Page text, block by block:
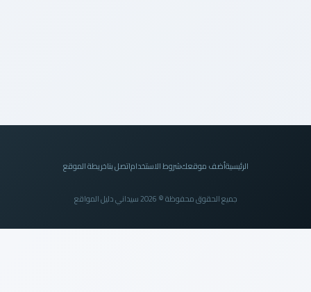
أضف موقعكشروط الاستخداماتصل بناخريطة الموقع
جميع الحقوق محفوظة © 2026 سيداني دليل المواقع